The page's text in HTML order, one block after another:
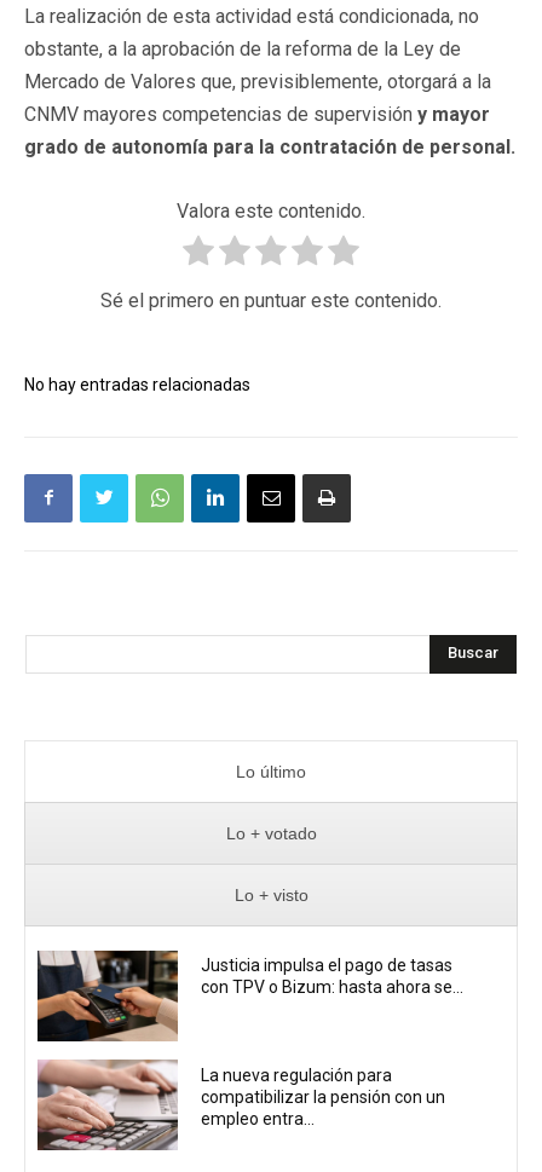
La realización de esta actividad está condicionada, no
obstante, a la aprobación de la reforma de la Ley de
Mercado de Valores que, previsiblemente, otorgará a la
CNMV mayores competencias de supervisión y mayor
grado de autonomía para la contratación de personal.
Valora este contenido.
Sé el primero en puntuar este contenido.
No hay entradas relacionadas
Buscar
Lo último
Lo + votado
Lo + visto
Justicia impulsa el pago de tasas
con TPV o Bizum: hasta ahora se...
La nueva regulación para
compatibilizar la pensión con un
empleo entra...